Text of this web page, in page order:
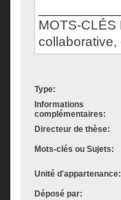
MOTS-CLÉS
Type:
Informations
complémentaires:
Directeur de thèse:
Mots-clés ou Sujets:
Unité d'appartenance:
Déposé par: